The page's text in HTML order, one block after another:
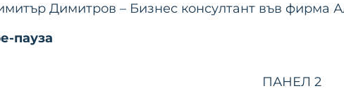
Димитров – Бизнес консултант във фирма
пауза
ПАНЕЛ 2